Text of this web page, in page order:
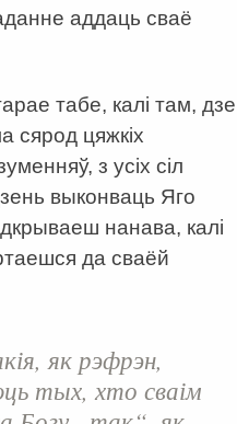
аддаць сваё
табе, калі там, дзе
сярод цяжкіх
з усіх сіл
выконваць Яго
нанава, калі
да сваёй
як рэфрэн,
тых, хто сваім